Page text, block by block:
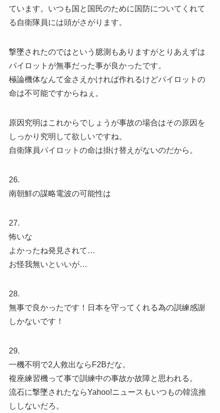
ています。いつも国と国民のために国防についてくれて
る自衛隊員には頭がさがります。
撃墜されたのではという臆測もありますがとりあえずは
パイロットが無事だった事が良かったです。
極論機体なんて金さえかければ作れるけどパイロットの
命は不可能ですからねぇ。
原因究明はこれからでしょうが事故の場合はその原因を
しっかり究明して欲しいですね。
自衛隊員パイロットの命は掛け替えがないのだから。
26.
南朝鮮の謀略電波の可能性は
27.
怖いな
よかったね発見されて…
お怪我無いといいが…
28.
無事で良かったです！日本を守ってくれる為の訓練感謝
しかないです！
29.
一機不明で2人救出ならF2Bだな。
複座練習機って事で訓練中の事故か故障と思われる。
流石に撃墜されたならYahoo!ニュースもいつもの韓流推
ししないだろ。